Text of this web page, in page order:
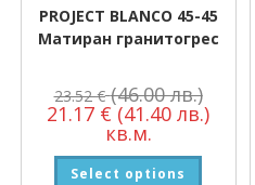
PROJECT BLANCO 45-45
Матиран гранитогрес
23.52€ (46.00 лв.)
21.17 € (41.40 лв.)
кв.м.
Select options